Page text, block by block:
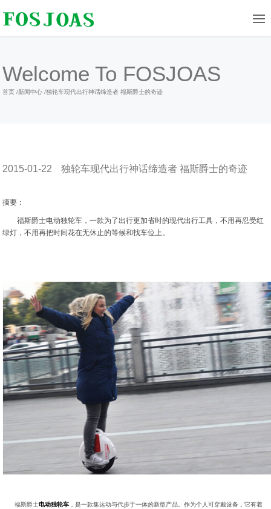
Welcome To FOSJOAS
首页 /新闻中心 /独轮车现代出行神话缔造者 福斯爵士的奇迹
2015-01-22 独轮车现代出行神话缔造者 福斯爵士的奇迹
摘要：
福斯爵士电动独轮车，一款为了出行更加省时的现代出行工具，不用再忍受红
绿灯，不用再把时间花在无休止的等候和找车位上。
福斯爵士电动独轮车 ，是一款集运动与代步于一体的新型产品。作为个人可穿戴设备，它有着